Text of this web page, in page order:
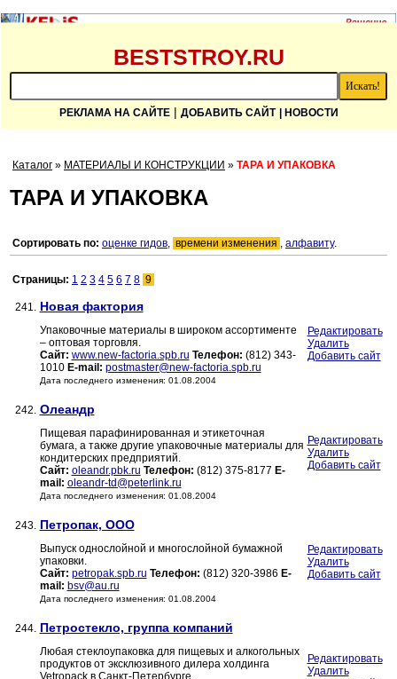
BESTSTROY.RU
РЕКЛАМА НА САЙТЕ| ДОБАВИТЬ САЙТ | НОВОСТИ
Каталог » МАТЕРИАЛЫ И КОНСТРУКЦИИ » ТАРА И УПАКОВКА
ТАРА И УПАКОВКА
Сортировать по: оценке гидов, времени изменения , алфавиту.
Страницы: 1 2 3 4 5 6 7 8 9
241. Новая фактория
Упаковочные материалы в широком ассортименте
– оптовая торговля.
Сайт: www.new-factoria.spb.ru Телефон: (812) 343-
1010 E-mail: postmaster@new-factoria.spb.ru
Дата последнего изменения: 01.08.2004
Редактировать
Удалить
Добавить сайт
242. Олеандр
Пищевая парафинированная и этикеточная
бумага, а также другие упаковочные материалы для
кондитерских предприятий.
Сайт: oleandr.pbk.ru Телефон: (812) 375-8177 E-
mail: oleandr-td@peterlink.ru
Дата последнего изменения: 01.08.2004
Редактировать
Удалить
Добавить сайт
243. Петропак, ООО
Выпуск однослойной и многослойной бумажной
упаковки.
Сайт: petropak.spb.ru Телефон: (812) 320-3986 E-
mail: bsv@au.ru
Дата последнего изменения: 01.08.2004
Редактировать
Удалить
Добавить сайт
244. Петростекло, группа компаний
Любая стеклоупаковка для пищевых и алкогольных
продуктов от эксклюзивного дилера холдинга
Редактировать
Удалить